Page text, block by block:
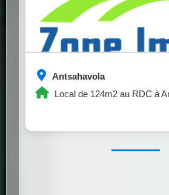
Antsahavola
Local de 124m2 au RDC à